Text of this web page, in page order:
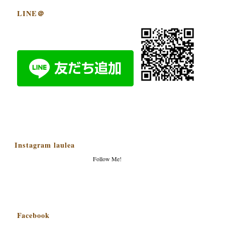
LINE＠
Instagram laulea
Follow Me!
Facebook